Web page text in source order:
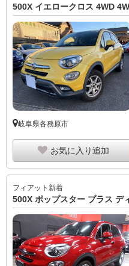
500X イエロークロス 4WD
岐阜県各務原市
お気に入り追加
フィアット 新着
500X ポップスター プラス デ